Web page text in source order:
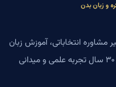
و زبان بدن
مشاوره انتخاباتی، آموزش زبان
بدن، فنون مذاکره و برندسازی شخصی با بیش از ۳۰ سال تجربه علمی و میدانی